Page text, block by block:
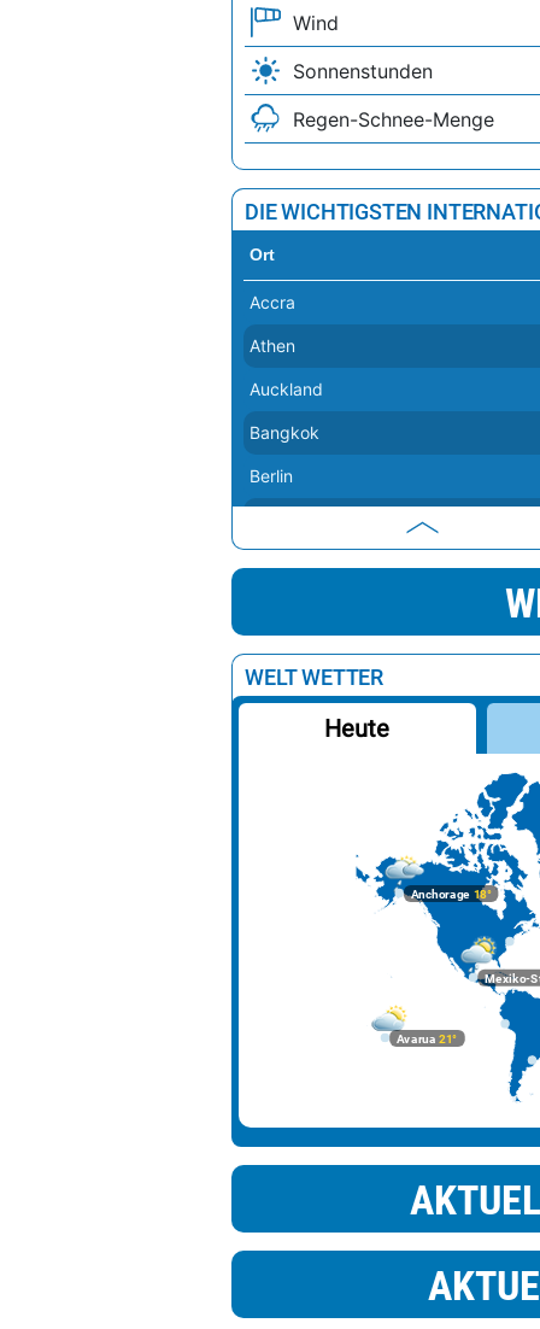
Wind
Sonnenstunden
Regen-Schnee-Menge
DIE WICHTIGSTEN
Ort
Accra
Athen
Auckland
Bangkok
Berlin
Delhi
Dubai
Moskau
Nairobi
Ottawa
WELT WETTER
Heute
Mexiko-
Avarua 21°
Anchorage 18°